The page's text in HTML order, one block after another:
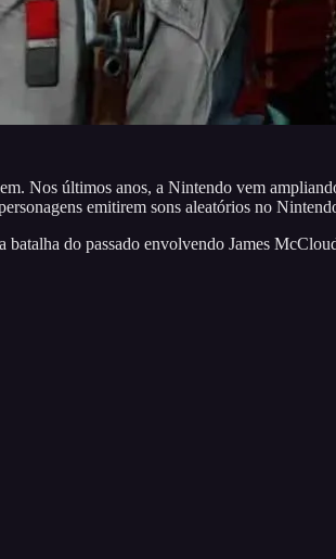
Nos últimos anos, a Nintendo vem
emitirem sons aleatórios no
do passado envolvendo James